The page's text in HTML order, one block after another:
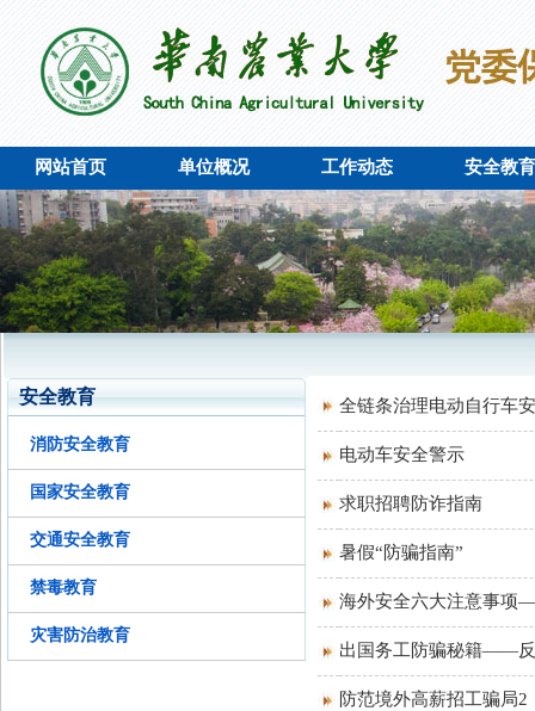
网站首页 单位概况 工作动态 安全教育
安全教育
消防安全教育
国家安全教育
交通安全教育
禁毒教育
灾害防治教育
全链条治理电动自行车
电动车安全警示
求职招聘防诈指南
暑假“防骗指南”
海外安全六大注意事项
出国务工防骗秘籍——
防范境外高薪招工骗局2